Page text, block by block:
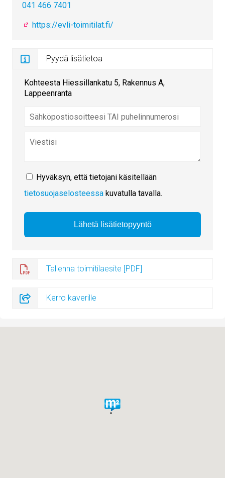
041 466 7401
https://evli-toimitilat.fi/
Pyydä lisätietoa
Kohteesta Hiessillankatu 5, Rakennus A,
Lappeenranta
Hyväksyn, että tietojani käsitellään
tietosuojaselosteessa kuvatulla tavalla.
Tallenna toimitilaesite [PDF]
Kerro kaverille